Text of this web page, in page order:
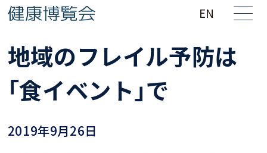
EN
地域のフレイル予防は
｢食イベント｣で
2019年9月26日